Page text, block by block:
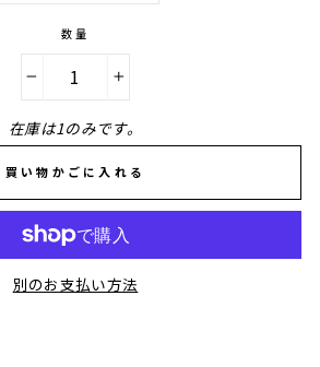
数量
在庫は1のみです。
買い物かごに入れる
別のお支払い方法